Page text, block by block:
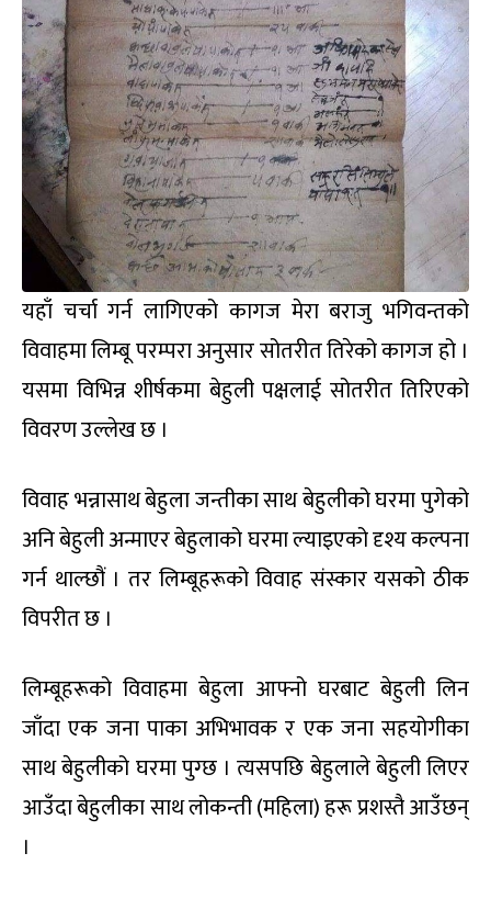
यहाँ चर्चा गर्न लागिएको कागज मेरा बराजु भगिवन्तको
विवाहमा लिम्बू परम्परा अनुसार सोतरीत तिरेको कागज हो ।
यसमा विभिन्न शीर्षकमा बेहुली पक्षलाई सोतरीत तिरिएको
विवरण उल्लेख छ ।
विवाह भन्नासाथ बेहुला जन्तीका साथ बेहुलीको घरमा पुगेको
अनि बेहुली अन्माएर बेहुलाको घरमा ल्याइएको दृश्य कल्पना
गर्न थाल्छौं । तर लिम्बूहरूको विवाह संस्कार यसको ठीक
विपरीत छ ।
लिम्बूहरूको विवाहमा बेहुला आफ्नो घरबाट बेहुली लिन
जाँदा एक जना पाका अभिभावक र एक जना सहयोगीका
साथ बेहुलीको घरमा पुग्छ । त्यसपछि बेहुलाले बेहुली लिएर
आउँदा बेहुलीका साथ लोकन्ती (महिला) हरू प्रशस्तै आउँछन्
।